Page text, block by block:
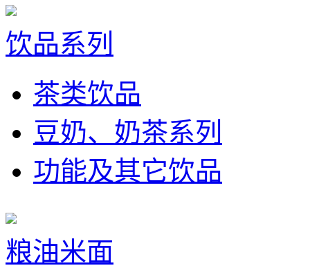
饮品系列
茶类饮品
豆奶、奶茶系列
功能及其它饮品
粮油米面